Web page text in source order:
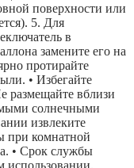
поверхности или
5. Для
в
замените его на
протирайте
• Избегайте
размещайте вблизи
солнечными
извлеките
при комнатной
• Срок службы
использовании.